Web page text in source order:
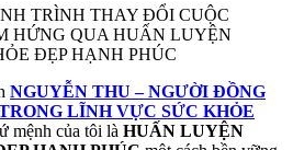
TRÌNH THAY ĐỔI CUỘC
HỨNG QUA HUẤN LUYỆN
ĐẸP HẠNH PHÚC
NGUYỄN THU – NGƯỜI ĐỒNG
LĨNH VỰC SỨC KHỎE
mệnh của tôi là HUẤN LUYỆN